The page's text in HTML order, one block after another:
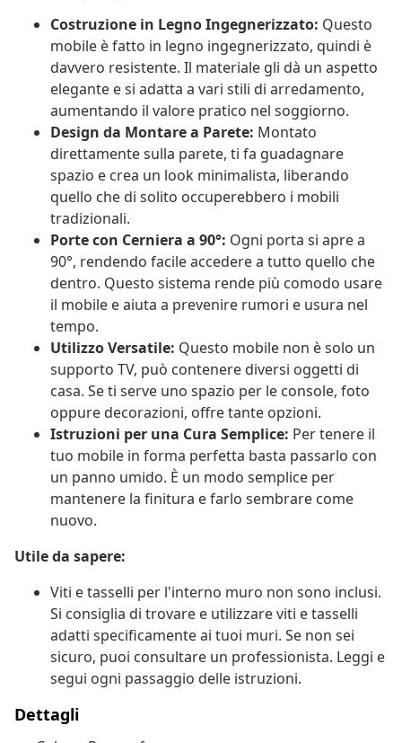
Costruzione in Legno Ingegnerizzato: Questo
mobile è fatto in legno ingegnerizzato, quindi è
davvero resistente. Il materiale gli dà un aspetto
elegante e si adatta a vari stili di arredamento,
aumentando il valore pratico nel soggiorno.
Design da Montare a Parete: Montato
direttamente sulla parete, ti fa guadagnare
spazio e crea un look minimalista, liberando
quello che di solito occuperebbero i mobili
tradizionali.
Porte con Cerniera a 90°: Ogni porta si apre a
90°, rendendo facile accedere a tutto quello che
dentro. Questo sistema rende più comodo usare
il mobile e aiuta a prevenire rumori e usura nel
tempo.
Utilizzo Versatile: Questo mobile non è solo un
supporto TV, può contenere diversi oggetti di
casa. Se ti serve uno spazio per le console, foto
oppure decorazioni, offre tante opzioni.
Istruzioni per una Cura Semplice: Per tenere il
tuo mobile in forma perfetta basta passarlo con
un panno umido. È un modo semplice per
mantenere la finitura e farlo sembrare come
nuovo.
Utile da sapere:
Viti e tasselli per l'interno muro non sono inclusi.
Si consiglia di trovare e utilizzare viti e tasselli
adatti specificamente ai tuoi muri. Se non sei
sicuro, puoi consultare un professionista. Leggi e
segui ogni passaggio delle istruzioni.
Dettagli